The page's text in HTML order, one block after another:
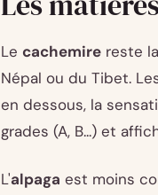
Le cachemirereste
Népal ou du Tibet.
en dessous, la
grades (A, B...) et
L'alpaga est moins